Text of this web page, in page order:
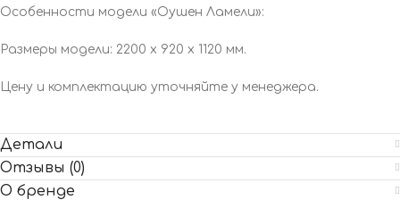
Особенности модели «Оушен Ламели»:
Размеры модели: 2200 х 920 х 1120 мм.
Цену и комплектацию уточняйте у менеджера.
Детали
Отзывы (0)
О бренде